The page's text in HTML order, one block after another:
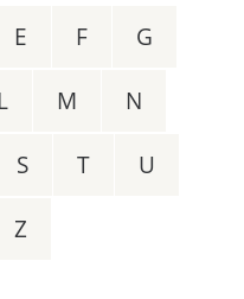
E F G
M N
S T U
Z